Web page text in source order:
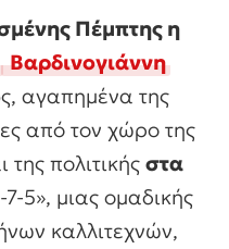
Πέμπτης η
Βαρδινογιάννη
αγαπημένα της
από τον χώρο της
της πολιτικής στα
7-5», μιας ομαδικής
καλλιτεχνών,